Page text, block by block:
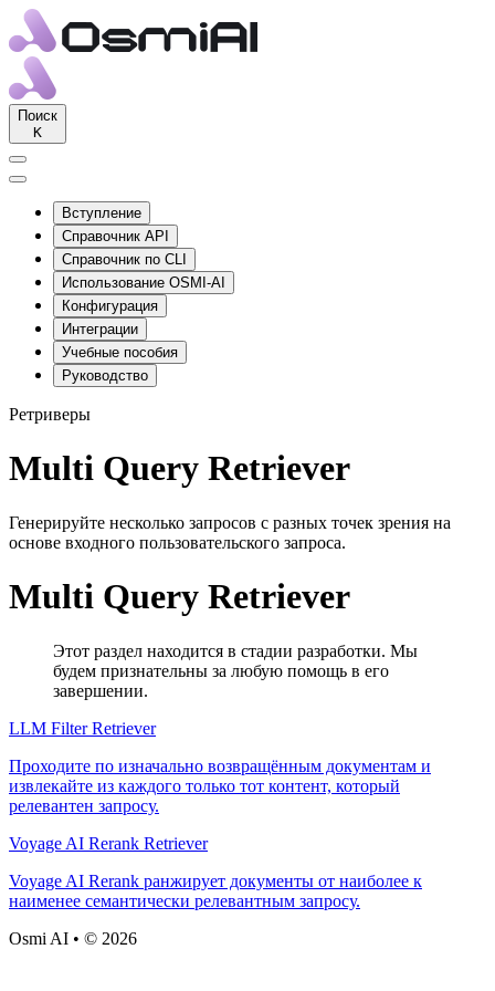
Поиск
K
Вступление
Справочник API
Справочник по CLI
Использование OSMI-AI
Конфигурация
Интеграции
Учебные пособия
Руководство
Ретриверы
Multi Query Retriever
Генерируйте несколько запросов с разных точек зрения на
основе входного пользовательского запроса.
Multi Query Retriever
Этот раздел находится в стадии разработки. Мы
будем признательны за любую помощь в его
завершении.
LLM Filter Retriever
Проходите по изначально возвращённым документам и
извлекайте из каждого только тот контент, который
релевантен запросу.
Voyage AI Rerank Retriever
Voyage AI Rerank ранжирует документы от наиболее к
наименее семантически релевантным запросу.
Osmi AI • © 2026